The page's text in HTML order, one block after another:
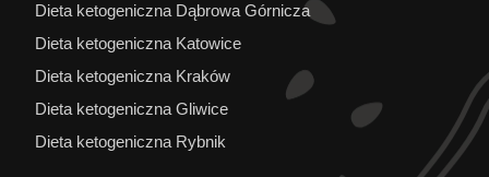
Dieta ketogeniczna Dąbrowa Górnicza
Dieta ketogeniczna Katowice
Dieta ketogeniczna Kraków
Dieta ketogeniczna Gliwice
Dieta ketogeniczna Rybnik